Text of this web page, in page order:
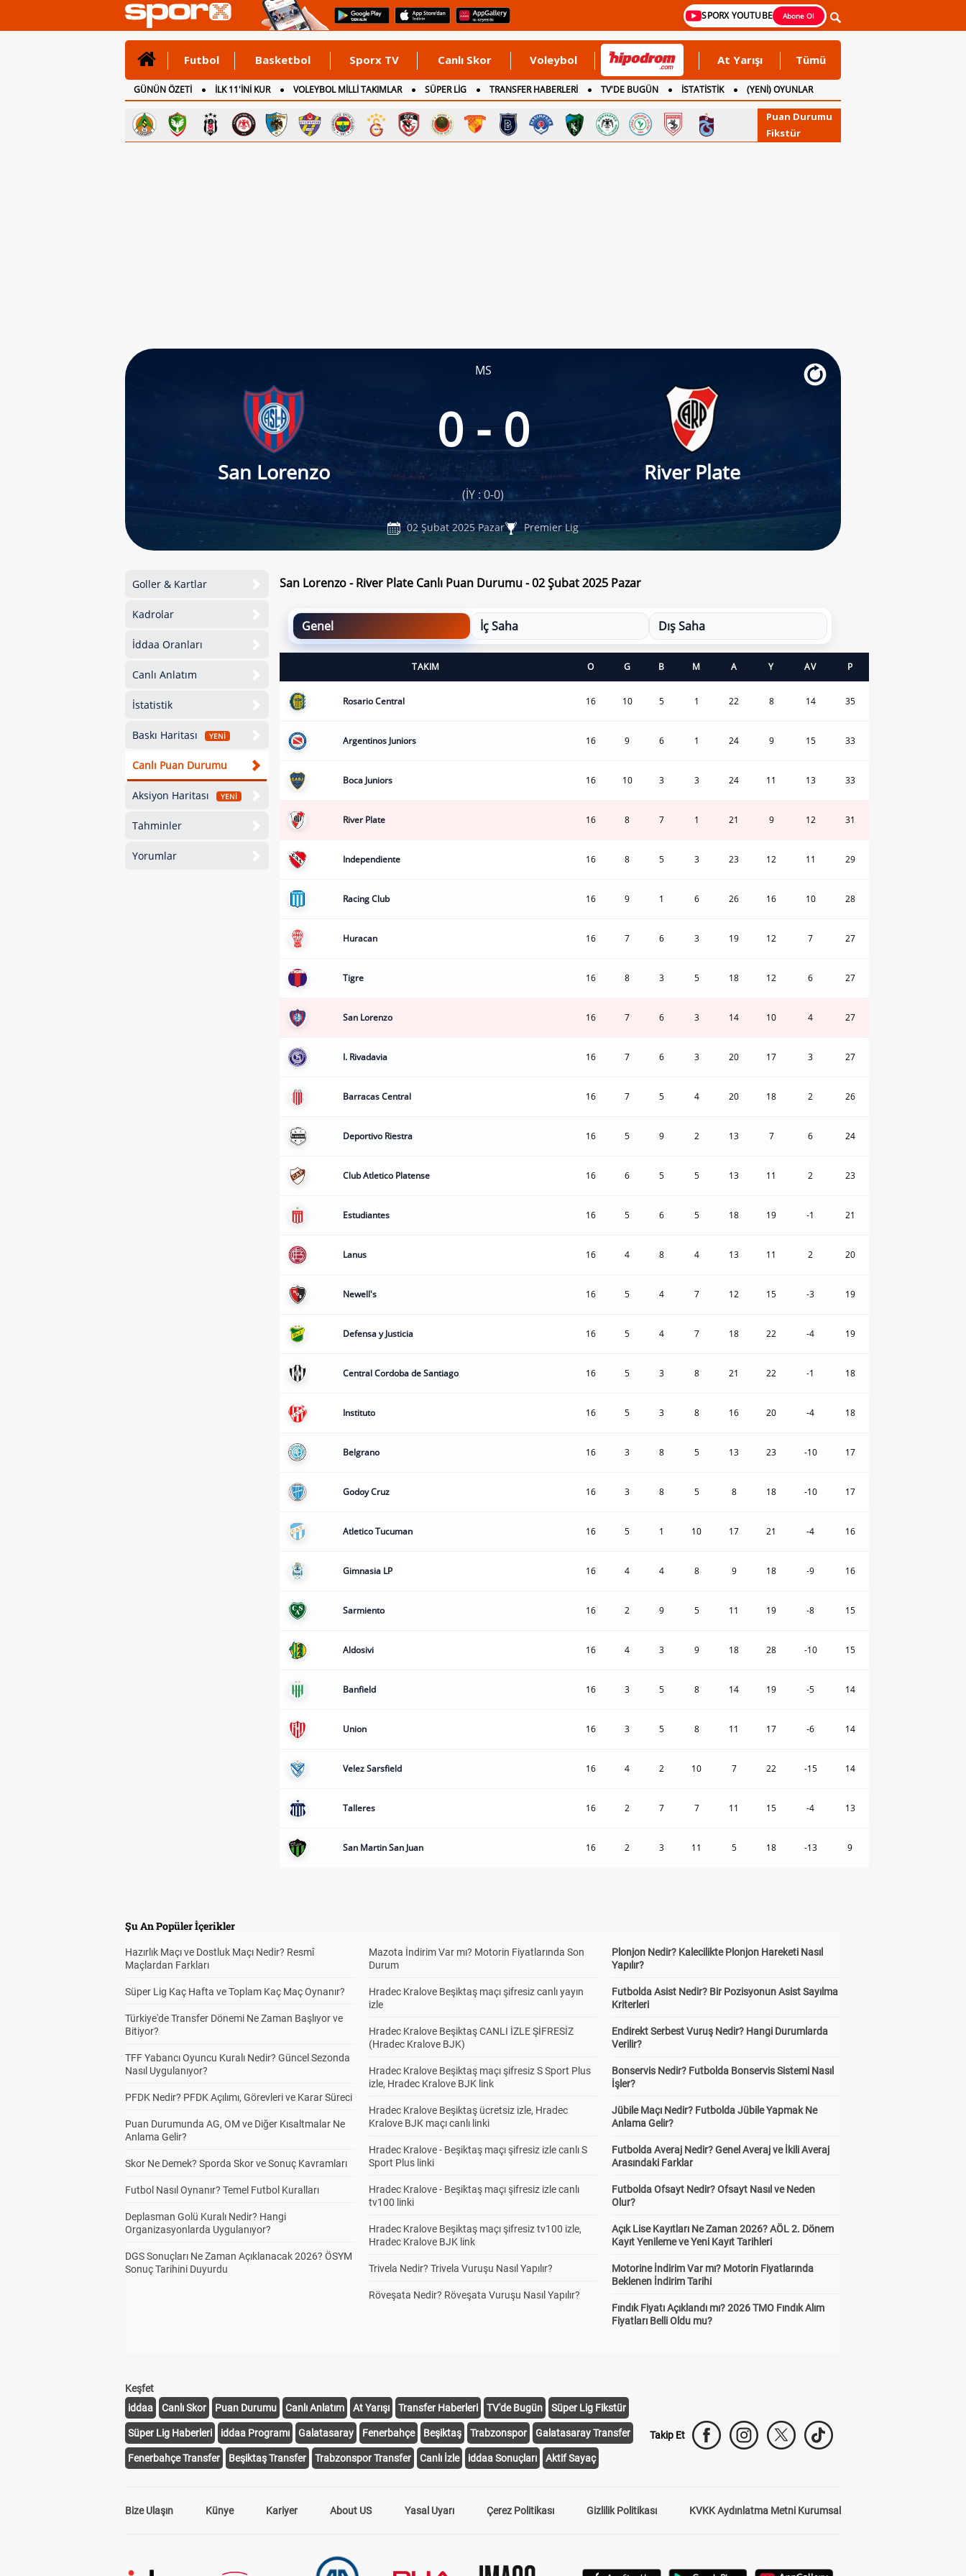
SPORX YOUTUBE Abone Ol
Futbol Basketbol Sporx TV Canlı Skor Voleybol At Yarışı Tümü
GÜNÜN ÖZETİ İLK 11'İNİ KUR VOLEYBOL MİLLİ TAKIMLAR SÜPER LİG TRANSFER HABERLERİ TV'DE BUGÜN İSTATİSTİK
(YENİ) OYUNLAR
CANLI ANLATIM
İNGİLTERE
Puan Durumu
Fikstür
MS
San Lorenzo
0 - 0
River Plate
(İY : 0-0)
02 Şubat 2025 Pazar Premier Lig
Goller & Kartlar
Kadrolar
İddaa Oranları
Canlı Anlatım
İstatistik
Baskı Haritası YENİ
Canlı Puan Durumu
Aksiyon Haritası YENİ
Tahminler
Yorumlar
San Lorenzo - River Plate Canlı Puan Durumu - 02 Şubat 2025 Pazar
Genel İç Saha Dış Saha
TAKIM O G B M A Y AV P
Rosario Central 16 10 5 1 22 8 14 35
Argentinos Juniors 16 9 6 1 24 9 15 33
Boca Juniors 16 10 3 3 24 11 13 33
River Plate 16 8 7 1 21 9 12 31
Independiente 16 8 5 3 23 12 11 29
Racing Club 16 9 1 6 26 16 10 28
Huracan 16 7 6 3 19 12 7 27
Tigre 16 8 3 5 18 12 6 27
San Lorenzo 16 7 6 3 14 10 4 27
I. Rivadavia 16 7 6 3 20 17 3 27
Barracas Central 16 7 5 4 20 18 2 26
Deportivo Riestra 16 5 9 2 13 7 6 24
Club Atletico Platense 16 6 5 5 13 11 2 23
Estudiantes 16 5 6 5 18 19 -1 21
Lanus 16 4 8 4 13 11 2 20
Newell's 16 5 4 7 12 15 -3 19
Defensa y Justicia 16 5 4 7 18 22 -4 19
Central Cordoba de Santiago 16 5 3 8 21 22 -1 18
Instituto 16 5 3 8 16 20 -4 18
Belgrano 16 3 8 5 13 23 -10 17
Godoy Cruz 16 3 8 5 8 18 -10 17
Atletico Tucuman 16 5 1 10 17 21 -4 16
Gimnasia LP 16 4 4 8 9 18 -9 16
Sarmiento 16 2 9 5 11 19 -8 15
Aldosivi 16 4 3 9 18 28 -10 15
Banfield 16 3 5 8 14 19 -5 14
Union 16 3 5 8 11 17 -6 14
Velez Sarsfield 16 4 2 10 7 22 -15 14
Talleres 16 2 7 7 11 15 -4 13
San Martin San Juan 16 2 3 11 5 18 -13 9
Şu An Popüler İçerikler
Hazırlık Maçı ve Dostluk Maçı Nedir? Resmî
Maçlardan Farkları
Süper Lig Kaç Hafta ve Toplam Kaç Maç Oynanır?
Türkiye'de Transfer Dönemi Ne Zaman Başlıyor ve
Bitiyor?
TFF Yabancı Oyuncu Kuralı Nedir? Güncel Sezonda
Nasıl Uygulanıyor?
PFDK Nedir? PFDK Açılımı, Görevleri ve Karar Süreci
Puan Durumunda AG, OM ve Diğer Kısaltmalar Ne
Anlama Gelir?
Skor Ne Demek? Sporda Skor ve Sonuç Kavramları
Futbol Nasıl Oynanır? Temel Futbol Kuralları
Deplasman Golü Kuralı Nedir? Hangi
Organizasyonlarda Uygulanıyor?
DGS Sonuçları Ne Zaman Açıklanacak 2026? ÖSYM
Sonuç Tarihini Duyurdu
Mazota İndirim Var mı? Motorin Fiyatlarında Son
Durum
Hradec Kralove Beşiktaş maçı şifresiz canlı yayın
izle
Hradec Kralove Beşiktaş CANLI İZLE ŞİFRESİZ
(Hradec Kralove BJK)
Hradec Kralove Beşiktaş maçı şifresiz S Sport Plus
izle, Hradec Kralove BJK link
Hradec Kralove Beşiktaş ücretsiz izle, Hradec
Kralove BJK maçı canlı linki
Hradec Kralove - Beşiktaş maçı şifresiz izle canlı S
Sport Plus linki
Hradec Kralove - Beşiktaş maçı şifresiz izle canlı
tv100 linki
Hradec Kralove Beşiktaş maçı şifresiz tv100 izle,
Hradec Kralove BJK link
Trivela Nedir? Trivela Vuruşu Nasıl Yapılır?
Röveşata Nedir? Röveşata Vuruşu Nasıl Yapılır?
Plonjon Nedir? Kalecilikte Plonjon Hareketi Nasıl
Yapılır?
Futbolda Asist Nedir? Bir Pozisyonun Asist Sayılma
Kriterleri
Endirekt Serbest Vuruş Nedir? Hangi Durumlarda
Verilir?
Bonservis Nedir? Futbolda Bonservis Sistemi Nasıl
İşler?
Jübile Maçı Nedir? Futbolda Jübile Yapmak Ne
Anlama Gelir?
Futbolda Averaj Nedir? Genel Averaj ve İkili Averaj
Arasındaki Farklar
Futbolda Ofsayt Nedir? Ofsayt Nasıl ve Neden
Olur?
Açık Lise Kayıtları Ne Zaman 2026? AÖL 2. Dönem
Kayıt Yenileme ve Yeni Kayıt Tarihleri
Motorine İndirim Var mı? Motorin Fiyatlarında
Beklenen İndirim Tarihi
Fındık Fiyatı Açıklandı mı? 2026 TMO Fındık Alım
Fiyatları Belli Oldu mu?
Keşfet
iddaa
Canlı Skor Puan Durumu Canlı Anlatım At Yarışı Transfer Haberleri TV'de Bugün Süper Lig Fikstür
Süper Lig Haberleri iddaa Programı Galatasaray Fenerbahçe Beşiktaş Trabzonspor Galatasaray Transfer
Fenerbahçe Transfer Beşiktaş Transfer Trabzonspor Transfer Canlı İzle iddaa Sonuçları Aktif Sayaç
Takip Et
Bize Ulaşın Künye Kariyer About US Yasal Uyarı Çerez Politikası Gizlilik Politikası KVKK Aydınlatma Metni Kurumsal